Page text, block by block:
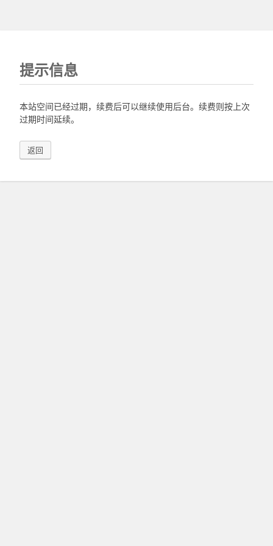
提示信息
本站空间已经过期，续费后可以继续使用后台。续费则按上次
过期时间延续。
返回